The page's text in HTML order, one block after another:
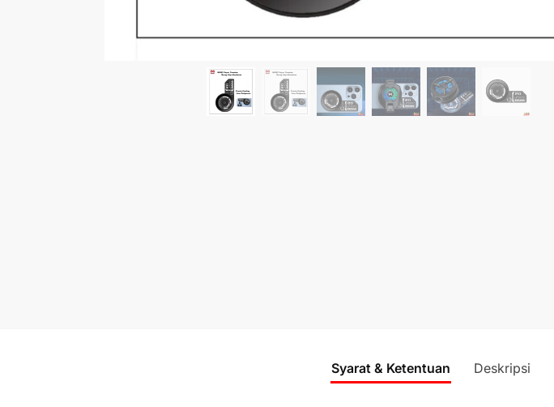
Syarat & Ketentuan Deskripsi